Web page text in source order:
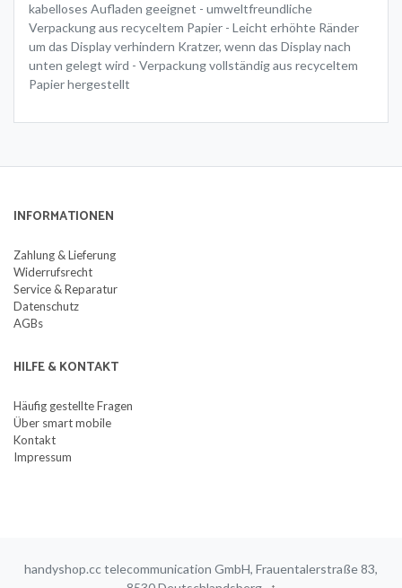
kabelloses Aufladen geeignet - umweltfreundliche
Verpackung aus recyceltem Papier - Leicht erhöhte Ränder
um das Display verhindern Kratzer, wenn das Display nach
unten gelegt wird - Verpackung vollständig aus recyceltem
Papier hergestellt
INFORMATIONEN
Zahlung & Lieferung
Widerrufsrecht
Service & Reparatur
Datenschutz
AGBs
HILFE & KONTAKT
Häufig gestellte Fragen
Über smart mobile
Kontakt
Impressum
handyshop.cc telecommunication GmbH, Frauentalerstraße 83,